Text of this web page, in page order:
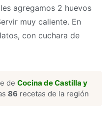
agregamos 2 huevos
muy caliente. En
con cuchara de
deCocina de Castilla y
86 recetas de la región